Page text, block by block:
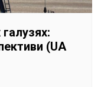
(UA